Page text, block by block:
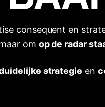
consequent en
omop de radar
strategie en